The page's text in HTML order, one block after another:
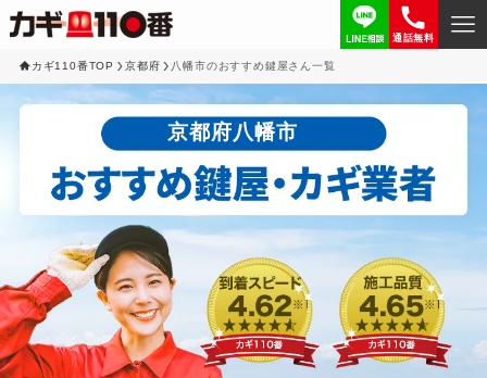
通話無料
カギ110番TOP 京都府 八幡市のおすすめ鍵屋さん一覧
京都府八幡市